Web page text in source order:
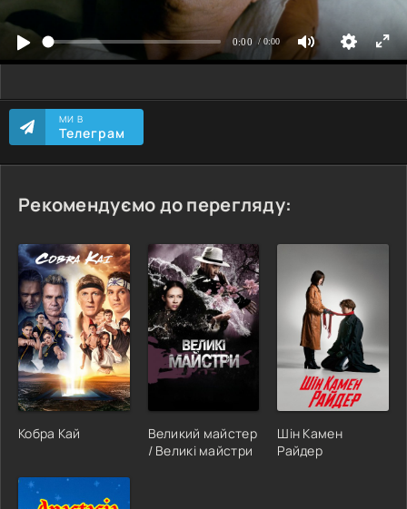
МИ В
Телеграм
Рекомендуємо до перегляду:
Кобра Кай
Великий майстер
/ Великі майстри
Шін Камен
Райдер